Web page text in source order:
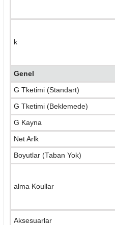
k
Genel
G Tketimi (Standart)
G Tketimi (Beklemede)
G Kayna
Net Arlk
Boyutlar (Taban Yok)
alma Koullar
Aksesuarlar